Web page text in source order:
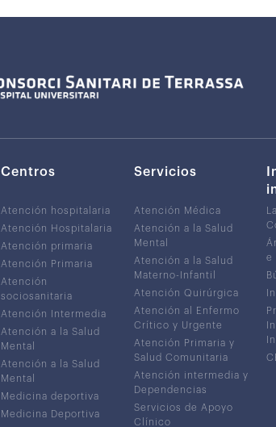
Centros
Atención hospitalaria
Atención Hospitalaria
Atención primaria
Atención Primaria
Atención
sociosanitaria
Atención Intermedia
Atención a la Salud
Mental
Atención a la Salud
Mental
Medicina deportiva
Medicina Deportiva
Servicios
Atención Médica
Atención a la Salud
Mental
Atención a la Salud
Materno-Infantil
Atención Quirúrgica
Atención al Enfermo
Crítico y Urgente
Atención Primaria y
Salud Comunitaria
Atención intermedia y
Dependencias
Servicios de Apoyo
Clínico
e